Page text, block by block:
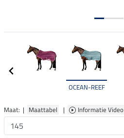
OCEAN-REEF
Maat: | Maattabel | Informatie Video